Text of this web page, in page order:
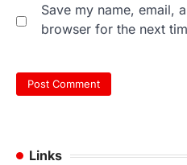
Save my name, email,
browser for the next
Links